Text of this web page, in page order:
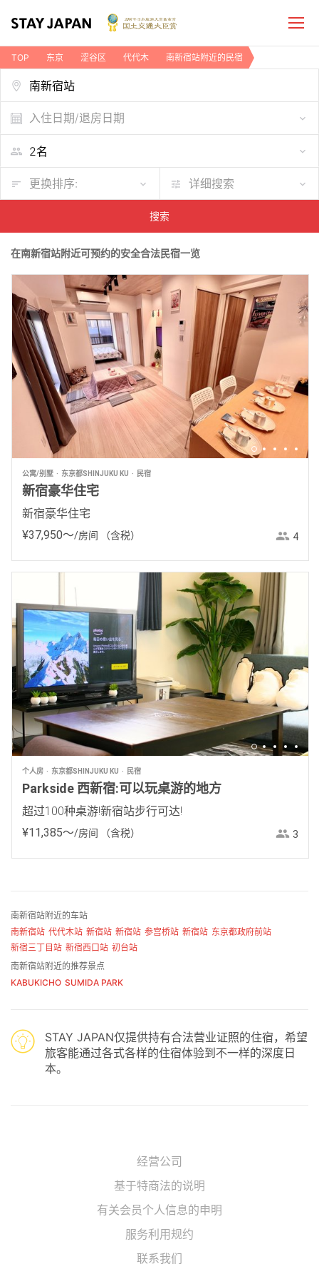
TOP 东京 涩谷区 代代木 南新宿站附近的民宿
入住日期/退房日期
更换排序: 详细搜索
搜索
在南新宿站附近可预约的安全合法民宿一览
公寓/别墅 东京都SHINJUKU KU 民宿
新宿豪华住宅
新宿豪华住宅
¥37,950〜/房间 （含税） 4
个人房 东京都SHINJUKU KU 民宿
Parkside 西新宿:可以玩桌游的地方
超过100种桌游!新宿站步行可达!
¥11,385〜/房间 （含税） 3
南新宿站附近的车站
南新宿站 代代木站 新宿站 新宿站 参宫桥站 新宿站 东京都政府前站
新宿三丁目站 新宿西口站 初台站
南新宿站附近的推荐景点
KABUKICHO SUMIDA PARK
STAY JAPAN仅提供持有合法营业证照的住宿，希望
旅客能通过各式各样的住宿体验到不一样的深度日
本。
经营公司
基于特商法的说明
有关会员个人信息的申明
服务利用规约
联系我们